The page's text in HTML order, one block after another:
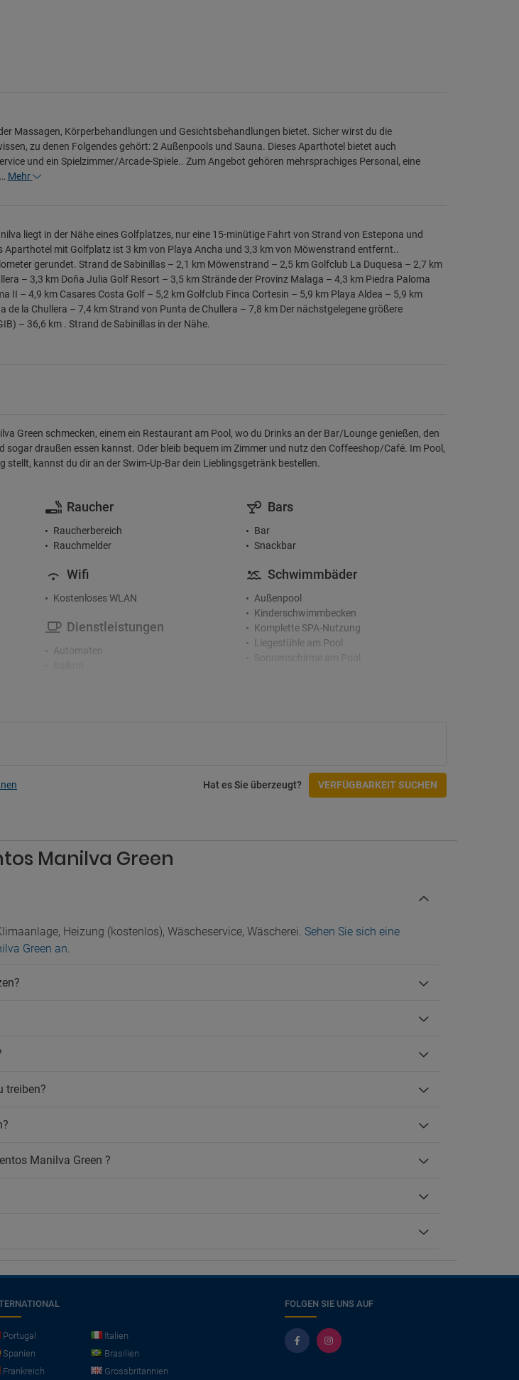
Massagen, Körperbehandlungen und Gesichtsbehandlungen bietet. Sicher wirst du die
zu denen Folgendes gehört: 2 Außenpools und Sauna. Dieses Aparthotel bietet auch
und ein Spielzimmer/Arcade-Spiele.. Zum Angebot gehören mehrsprachiges Personal, eine
Mehr
liegt in der Nähe eines Golfplatzes, nur eine 15-minütige Fahrt von Strand von Estepona und
Aparthotel mit Golfplatz ist 3 km von Playa Ancha und 3,3 km von Möwenstrand entfernt..
gerundet. Strand de Sabinillas – 2,1 km Möwenstrand – 2,5 km Golfclub La Duquesa – 2,7 km
– 3,3 km Doña Julia Golf Resort – 3,5 km Strände der Provinz Malaga – 4,3 km Piedra Paloma
II – 4,9 km Casares Costa Golf – 5,2 km Golfclub Finca Cortesin – 5,9 km Playa Aldea – 5,9 km
de la Chullera – 7,4 km Strand von Punta de Chullera – 7,8 km Der nächstgelegene größere
– 36,6 km . Strand de Sabinillas in der Nähe.
Green schmecken, einem ein Restaurant am Pool, wo du Drinks an der Bar/Lounge genießen, den
sogar draußen essen kannst. Oder bleib bequem im Zimmer und nutz den Coffeeshop/Café. Im Pool,
stellt, kannst du dir an der Swim-Up-Bar dein Lieblingsgetränk bestellen.
Raucher
Raucherbereich
Rauchmelder
Wifi
Kostenloses WLAN
Dienstleistungen
Automaten
Solarium
Kinder
Bars
Bar
Snackbar
Schwimmbäder
Außenpool
Kinderschwimmbecken
Komplette SPA-Nutzung
Liegestühle am Pool
Aktivitäten
Hat es Sie überzeugt? VERFÜGBARKEIT SUCHEN
Manilva Green
Heizung (kostenlos), Wäscheservice, Wäscherei. Sehen Sie sich eine
Green an.
treiben?
Manilva Green ?
Portugal
Italien
Spanien
Brasilien
Frankreich
Grossbritannien
FOLGEN SIE UNS AUF